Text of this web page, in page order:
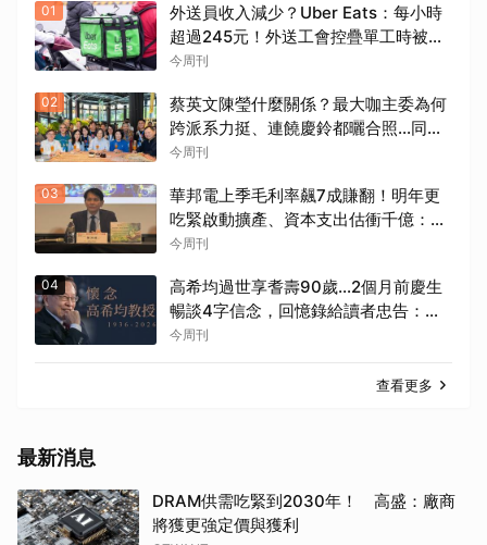
01
外送員收入減少？Uber Eats：每小時
超過245元！外送工會控疊單工時被砍
半，勞動部認違法：按人處罰每案2萬
今周刊
02
蔡英文陳瑩什麼關係？最大咖主委為何
跨派系力挺、連饒慶鈴都曬合照...同場
背後藏政壇合作內幕？
今周刊
03
華邦電上季毛利率飆7成賺翻！明年更
吃緊啟動擴產、資本支出估衝千億：黃
仁勳若想到，早入主記憶體廠
今周刊
04
高希均過世享耆壽90歲…2個月前慶生
暢談4字信念，回憶錄給讀者忠告：自
求多福、一切靠自己爭氣
今周刊
查看更多
最新消息
DRAM供需吃緊到2030年！ 高盛：廠商
將獲更強定價與獲利